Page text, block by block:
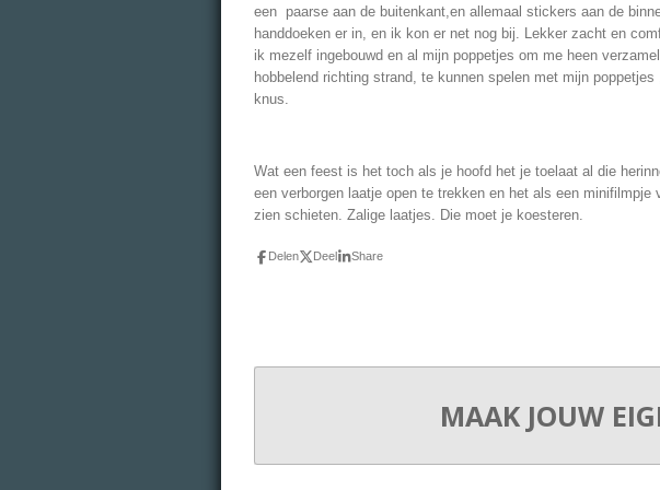
een paarse aan de buitenkant,en allemaal stickers aan de
handdoeken er in, en ik kon er net nog bij. Lekker zacht en
ik mezelf ingebouwd en al mijn poppetjes om me heen
hobbelend richting strand, te kunnen spelen met mijn
knus.
Wat een feest is het toch als je hoofd het je toelaat al die
een verborgen laatje open te trekken en het als een minifilmpje
zien schieten. Zalige laatjes. Die moet je koesteren.
Delen Deel Share
MAAK JOUW